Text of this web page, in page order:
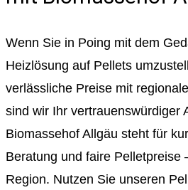
Wenn Sie in Poing mit dem
Heizlösung auf Pellets
verlässliche Preise mit
sind wir Ihr vertrauenswürdiger
Biomassehof Allgäu steht für
Beratung und faire Pelletpreise
Region. Nutzen Sie unseren